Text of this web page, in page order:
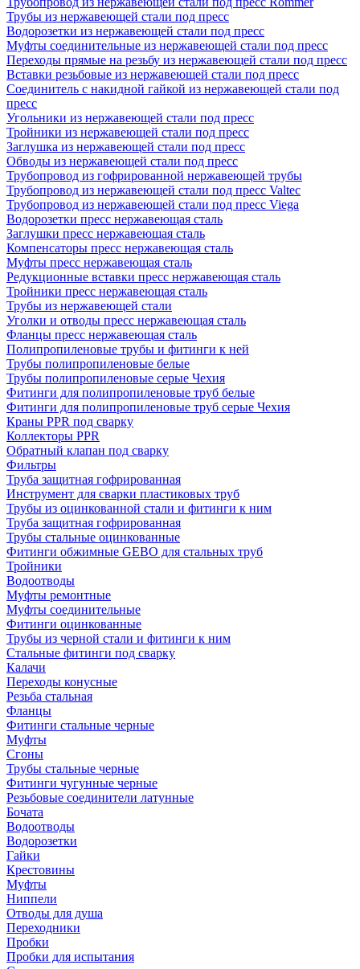
Трубы из нержавеющей стали под пресс
Водорозетки из нержавеющей стали под пресс
Муфты соединительные из нержавеющей стали под пресс
Переходы прямые на резьбу из нержавеющей стали под пресс
Вставки резьбовые из нержавеющей стали под пресс
Соединитель с накидной гайкой из нержавеющей стали под
пресс
Угольники из нержавеющей стали под пресс
Тройники из нержавеющей стали под пресс
Заглушка из нержавеющей стали под пресс
Обводы из нержавеющей стали под пресс
Трубопровод из гофрированной нержавеющей трубы
Трубопровод из нержавеющей стали под пресс Valtec
Трубопровод из нержавеющей стали под пресс Viega
Водорозетки пресс нержавеющая сталь
Заглушки пресс нержавеющая сталь
Компенсаторы пресс нержавеющая сталь
Муфты пресс нержавеющая сталь
Редукционные вставки пресс нержавеющая сталь
Тройники пресс нержавеющая сталь
Трубы из нержавеющей стали
Уголки и отводы пресс нержавеющая сталь
Фланцы пресс нержавеющая сталь
Полипропиленовые трубы и фитинги к ней
Трубы полипропиленовые белые
Трубы полипропиленовые серые Чехия
Фитинги для полипропиленовые труб белые
Фитинги для полипропиленовые труб серые Чехия
Краны PPR под сварку
Коллекторы PPR
Обратный клапан под сварку
Фильтры
Труба защитная гофрированная
Инструмент для сварки пластиковых труб
Трубы из оцинкованной стали и фитинги к ним
Труба защитная гофрированная
Трубы стальные оцинкованные
Фитинги обжимные GEBO для стальных труб
Тройники
Водоотводы
Муфты ремонтные
Муфты соединительные
Фитинги оцинкованные
Трубы из черной стали и фитинги к ним
Стальные фитинги под сварку
Калачи
Переходы конусные
Резьба стальная
Фланцы
Фитинги стальные черные
Муфты
Сгоны
Трубы стальные черные
Фитинги чугунные черные
Резьбовые соединители латунные
Бочата
Водоотводы
Водорозетки
Гайки
Крестовины
Муфты
Ниппели
Отводы для душа
Переходники
Пробки
Пробки для испытания